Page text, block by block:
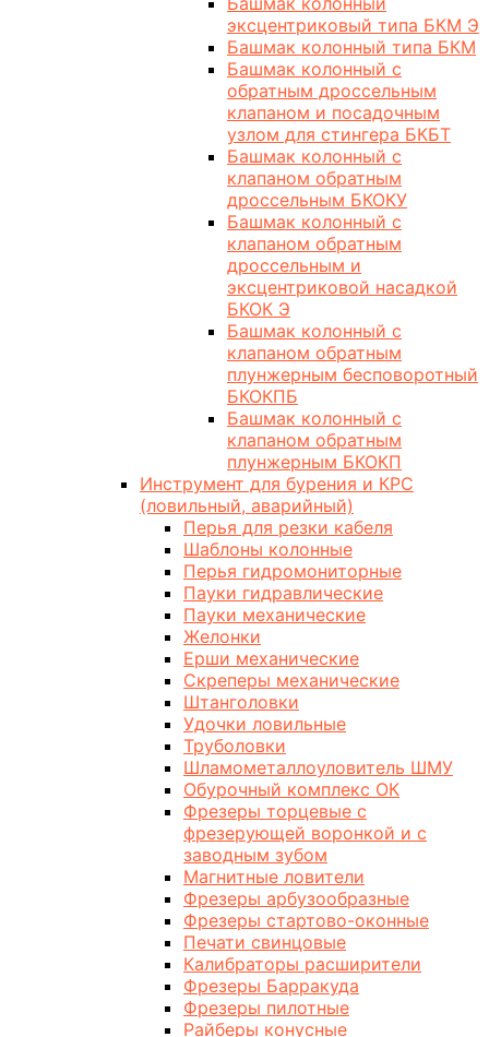
эксцентриковый типа БКМ Э
Башмак колонный типа БКМ
Башмак колонный с
обратным дроссельным
клапаном и посадочным
узлом для стингера БКБТ
Башмак колонный с
клапаном обратным
дроссельным БКОКУ
Башмак колонный с
клапаном обратным
дроссельным и
эксцентриковой насадкой
БКОК Э
Башмак колонный с
клапаном обратным
плунжерным бесповоротный
БКОКПБ
Башмак колонный с
клапаном обратным
плунжерным БКОКП
Инструмент для бурения и КРС
(ловильный, аварийный)
Перья для резки кабеля
Шаблоны колонные
Перья гидромониторные
Пауки гидравлические
Пауки механические
Желонки
Ерши механические
Скреперы механические
Штанголовки
Удочки ловильные
Труболовки
Шламометаллоуловитель ШМУ
Обурочный комплекс ОК
Фрезеры торцевые с
фрезерующей воронкой и с
заводным зубом
Магнитные ловители
Фрезеры арбузообразные
Фрезеры стартово-оконные
Печати свинцовые
Калибраторы расширители
Фрезеры Барракуда
Фрезеры пилотные
Райберы конусные